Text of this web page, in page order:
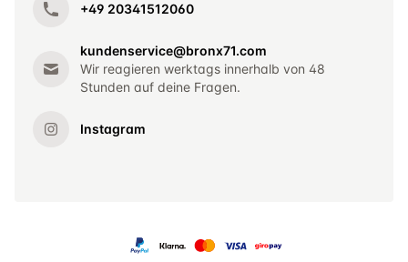
+49 20341512060
kundenservice@bronx71.com
Wir reagieren werktags innerhalb von 48
Stunden auf deine Fragen.
Instagram